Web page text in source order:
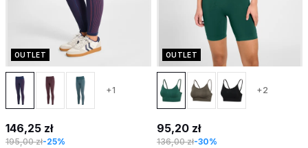
OUTLET
+1
146,25 zł
195,00 zł-25%
OUTLET
+2
95,20 zł
136,00 zł-30%